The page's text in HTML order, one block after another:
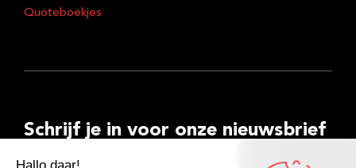
Quoteboekjes
Schrijf je in voor onze nieuwsbrief